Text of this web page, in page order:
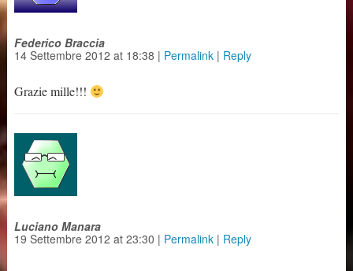
Federico Braccia
14 Settembre 2012 at 18:38 | Permalink| Reply
Grazie mille!!!
Luciano Manara
19 Settembre 2012 at 23:30 | Permalink| Reply